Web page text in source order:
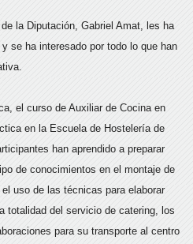
la Diputación, Gabriel Amat, les ha
se ha interesado por todo lo que han
el curso de Auxiliar de Cocina en
en la Escuela de Hostelería de
han aprendido a preparar
de conocimientos en el montaje de
uso de las técnicas para elaborar
totalidad del servicio de catering, los
para su transporte al centro